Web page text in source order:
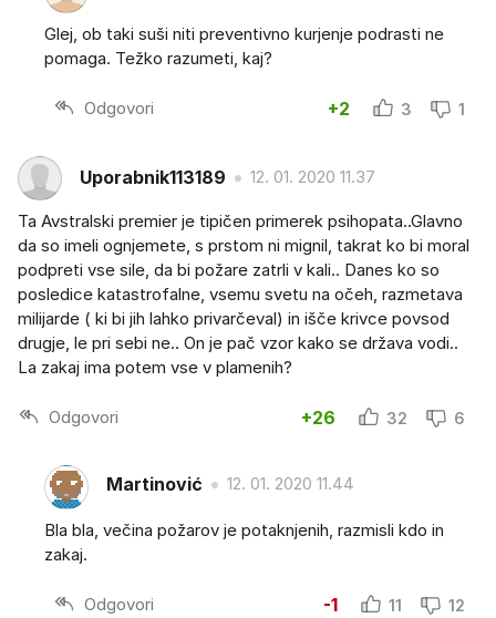
Glej, ob taki suši niti preventivno kurjenje podrasti ne
pomaga. Težko razumeti, kaj?
Odgovori +2 3 1
Uporabnik113189 12. 01. 2020 11.37
Ta Avstralski premier je tipičen primerek psihopata..Glavno
da so imeli ognjemete, s prstom ni mignil, takrat ko bi moral
podpreti vse sile, da bi požare zatrli v kali.. Danes ko so
posledice katastrofalne, vsemu svetu na očeh, razmetava
milijarde ( ki bi jih lahko privarčeval) in išče krivce povsod
drugje, le pri sebi ne.. On je pač vzor kako se država vodi..
La zakaj ima potem vse v plamenih?
Odgovori +26 32 6
Martinović 12. 01. 2020 11.44
Bla bla, večina požarov je potaknjenih, razmisli kdo in
zakaj.
Odgovori -1 11 12